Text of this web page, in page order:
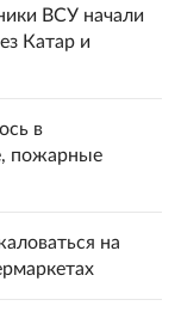
ВСУ начали
Катар и
в
пожарные
на